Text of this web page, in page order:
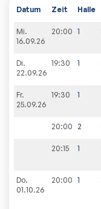
Datum Zeit Halle
Mi.
16.09.26
20:00 1
Di.
22.09.26
19:30 1
Fr.
25.09.26
19:30 1
20:00 2
20:15 1
Do.
01.10.26
20:00 1